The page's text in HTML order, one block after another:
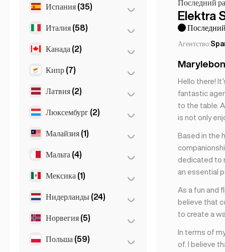
Рейкьявик (149)
Испания (35)
Барселона (11)
Валенсия
Севилья (3)
Gran Canarja
(1)
Италия (58)
Милан (50)
Неаполь
Napoli (0)
Канада (2)
Торонто (2)
Кипр (7)
Ларнака (2)
Лимасол
Латвия (2)
Рига (2)
Люксембург (2)
Люксембург (2)
Малайзия (1)
Куала-Лумпур (1)
Мальта (4)
Слима (1)
Birkirkara
Мексика (1)
Мехико (1)
Нидерланды (24)
Амстердам (4)
Гаага
Норвегия (5)
Осло (5)
Польша (59)
Последний
Elektra
Агентство:
Hello there!
fantastic
to the table.
is not only
Based in the
dedicated to
an essential
As a fun and
believe that
to create a
In terms of
of. I believe